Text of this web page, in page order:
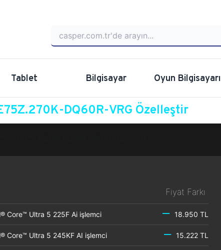
Tablet Bilgisayar Oyun Bilgisayarı
DQ60R-VRG Özelleştir
Fiyat Farkı
Core™ Ultra 5 225F Ai işlemci 18.950 TL
Core™ Ultra 5 245KF AI işlemci 15.222 TL